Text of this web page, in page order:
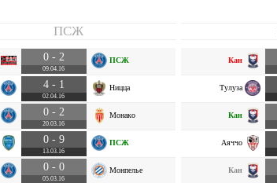
ПСЖ
0 - 2
09.04.16
ПСЖ
4 - 1
02.04.16
Ницца
0 - 2
20.03.16
Монако
0 - 9
13.03.16
ПСЖ
0 - 0
05.03.16
Монпелье
Кан
Тулуза
Кан
Аяччо
Кан